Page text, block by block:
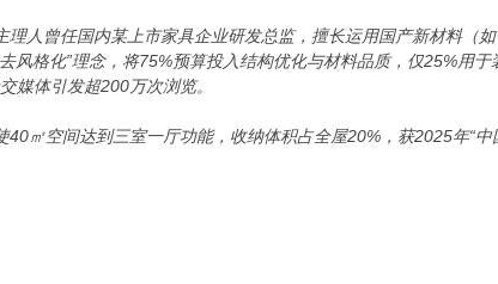
人曾任国内某上市家具企业研发总监，擅长运用国产新材料（
风格化”理念，将75%预算投入结构优化与材料品质，仅25%用
媒体引发超200万次浏览。
㎡空间达到三室一厅功能，收纳体积占全屋20%，获2025年“中